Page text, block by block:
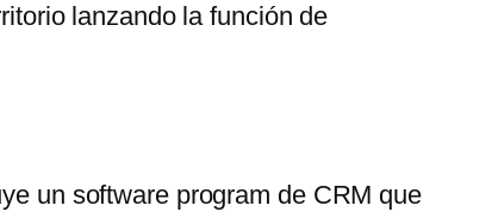
lanzando la función de
un software program de CRM que